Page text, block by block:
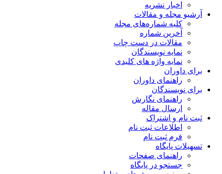
اخبار نشریه
آرشیو مجله و مقالات
کلیه شماره‌های مجله
آخرین شماره
مقالات در دست چاپ
نمایه نویسندگان
نمایه واژه های کلیدی
برای داوران
راهنمای داوران
برای نویسندگان
راهنمای نگارش
ارسال مقاله
ثبت نام و اشتراک
اطلاعات ثبت نام
فرم ثبت نام
تسهیلات پایگاه
راهنمای صفحات
جستجو در پایگاه